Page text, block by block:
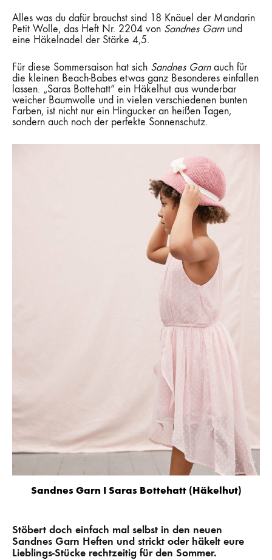
Alles was du dafür brauchst sind 18 Knäuel der Mandarin
Petit Wolle, das Heft Nr. 2204 von Sandnes Garnund
eine Häkelnadel der Stärke 4,5.
Für diese Sommersaison hat sich Sandnes Garnauch für
die kleinen Beach-Babes etwas ganz Besonderes einfallen
lassen. „Saras Bottehatt“ ein Häkelhut aus wunderbar
weicher Baumwolle und in vielen verschiedenen bunten
Farben, ist nicht nur ein Hingucker an heißen Tagen,
sondern auch noch der perfekte Sonnenschutz.
Sandnes Garn I Saras Bottehatt (Häkelhut)
Stöbert doch einfach mal selbst in den neuen
Sandnes Garn Heften und strickt oder häkelt eure
Lieblings-Stücke rechtzeitig für den Sommer.